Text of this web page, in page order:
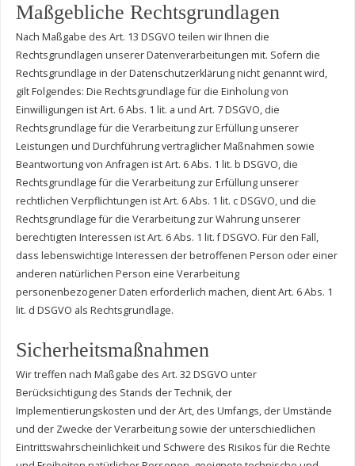
Maßgebliche Rechtsgrundlagen
Nach Maßgabe des Art. 13 DSGVO teilen wir Ihnen die
Rechtsgrundlagen unserer Datenverarbeitungen mit. Sofern die
Rechtsgrundlage in der Datenschutzerklärung nicht genannt wird,
gilt Folgendes: Die Rechtsgrundlage für die Einholung von
Einwilligungen ist Art. 6 Abs. 1 lit. a und Art. 7 DSGVO, die
Rechtsgrundlage für die Verarbeitung zur Erfüllung unserer
Leistungen und Durchführung vertraglicher Maßnahmen sowie
Beantwortung von Anfragen ist Art. 6 Abs. 1 lit. b DSGVO, die
Rechtsgrundlage für die Verarbeitung zur Erfüllung unserer
rechtlichen Verpflichtungen ist Art. 6 Abs. 1 lit. c DSGVO, und die
Rechtsgrundlage für die Verarbeitung zur Wahrung unserer
berechtigten Interessen ist Art. 6 Abs. 1 lit. f DSGVO. Für den Fall,
dass lebenswichtige Interessen der betroffenen Person oder einer
anderen natürlichen Person eine Verarbeitung
personenbezogener Daten erforderlich machen, dient Art. 6 Abs. 1
lit. d DSGVO als Rechtsgrundlage.
Sicherheitsmaßnahmen
Wir treffen nach Maßgabe des Art. 32 DSGVO unter
Berücksichtigung des Stands der Technik, der
Implementierungskosten und der Art, des Umfangs, der Umstände
und der Zwecke der Verarbeitung sowie der unterschiedlichen
Eintrittswahrscheinlichkeit und Schwere des Risikos für die Rechte